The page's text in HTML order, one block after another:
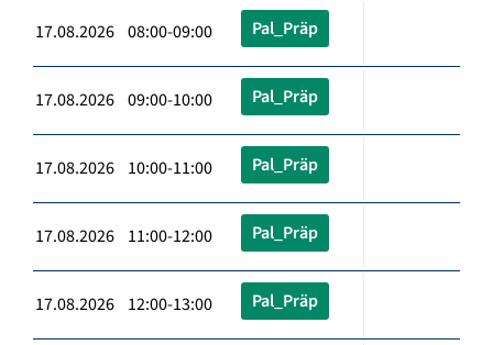
17.08.2026 08:00-09:00 Pal_Präp
17.08.2026 09:00-10:00 Pal_Präp
17.08.2026 10:00-11:00 Pal_Präp
17.08.2026 11:00-12:00 Pal_Präp
17.08.2026 12:00-13:00 Pal_Präp